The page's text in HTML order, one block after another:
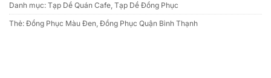
Danh mục: Tạp Dề Quán Cafe, Tạp Dề Đồng Phục
Thẻ: Đồng Phục Màu Đen, Đồng Phục Quận Bình Thạnh